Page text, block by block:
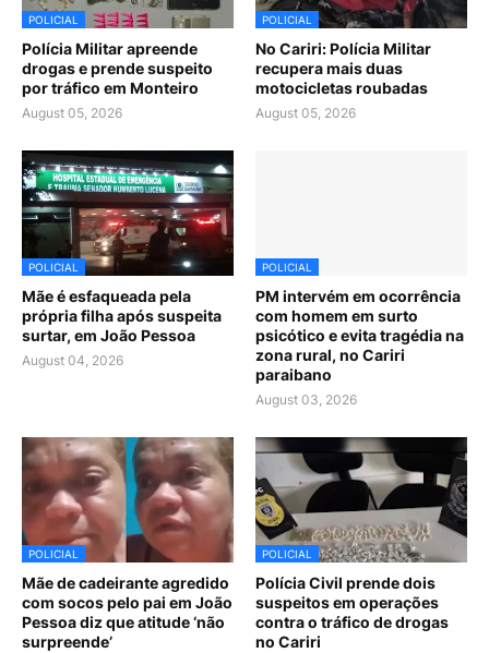
POLICIAL
Polícia Militar apreende
drogas e prende suspeito
por tráfico em Monteiro
August 05, 2026
POLICIAL
No Cariri: Polícia Militar
recupera mais duas
motocicletas roubadas
August 05, 2026
POLICIAL
Mãe é esfaqueada pela
própria filha após suspeita
surtar, em João Pessoa
August 04, 2026
POLICIAL
PM intervém em ocorrência
com homem em surto
psicótico e evita tragédia na
zona rural, no Cariri
paraibano
August 03, 2026
POLICIAL
Mãe de cadeirante agredido
com socos pelo pai em João
Pessoa diz que atitude ‘não
surpreende’
POLICIAL
Polícia Civil prende dois
suspeitos em operações
contra o tráfico de drogas
no Cariri